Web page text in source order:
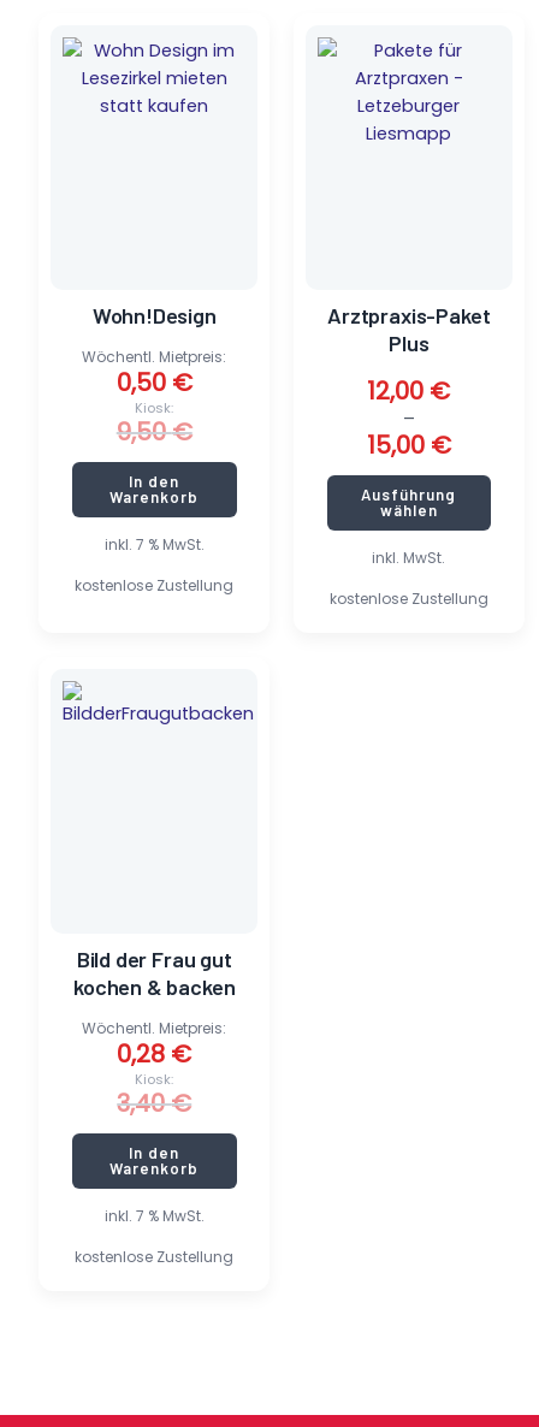
inkl. 7 % MwSt.
kostenlose Zustellung
Wohn!Design
Kiosk:
9,50€
Preis
war:
9,50 €
Wöchentl. Mietpreis:
0,50 €
Preis
ist:
0,50 €.
In den
Warenkorb
inkl. MwSt.
kostenlose Zustellung
Arztpraxis-Paket
Plus
12,00 €
–
15,00 €
Ausführung
wählen
Produkt
weist
mehrere
Varianten
Produktseite
gewählt
werden
inkl. 7 % MwSt.
kostenlose Zustellung
Bild der Frau gut
kochen & backen
Kiosk:
3,40€
war:
Wöchentl. Mietpreis:
0,28 €
ist:
In den
Warenkorb